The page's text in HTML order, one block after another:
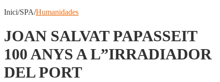
Inici/SPA/Humanidades
JOAN SALVAT PAPASSEIT
100 ANYS A L”IRRADIADOR
DEL PORT